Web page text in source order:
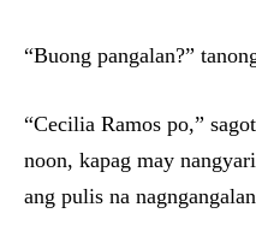
“Buong pangalan?”
“Cecilia Ramos po,”
noon, kapag may
ang pulis na